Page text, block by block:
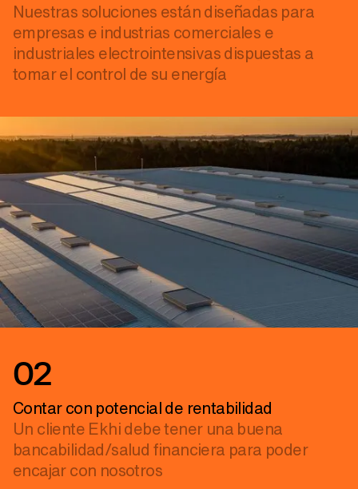
Nuestras soluciones están diseñadas para
empresas e industrias comerciales e
industriales electrointensivas dispuestas a
tomar el control de su energía
02
Contar con potencial de rentabilidad
Un cliente Ekhi debe tener una buena
bancabilidad/salud financiera para poder
encajar con nosotros